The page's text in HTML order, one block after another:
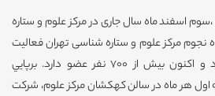
اسفند ماه سال جاری در مرکز علوم و ستاره
نجوم مرکز علوم و ستاره شناسی تهران فعاليت
خود را از زمستان 88 آغاز كرد و اكنون بيش از 700 نفر عضو دارد. برپايي
هر ماه در سالن کهکشان مرکز علوم، شركت